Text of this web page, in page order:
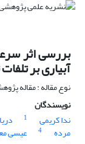
بررسی اثر
آبیاری بر
نوع مقاله : مقاله
نویسندگان
ندا کریمی
1
مرده 4 عیسی